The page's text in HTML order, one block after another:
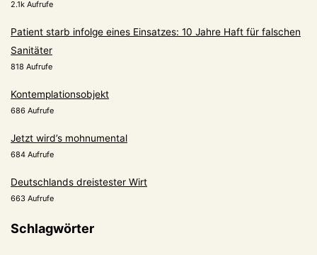
2.1k Aufrufe
Patient starb infolge eines Einsatzes: 10 Jahre Haft für falschen
Sanitäter
818 Aufrufe
Kontemplationsobjekt
686 Aufrufe
Jetzt wird’s mohnumental
684 Aufrufe
Deutschlands dreistester Wirt
663 Aufrufe
Schlagwörter